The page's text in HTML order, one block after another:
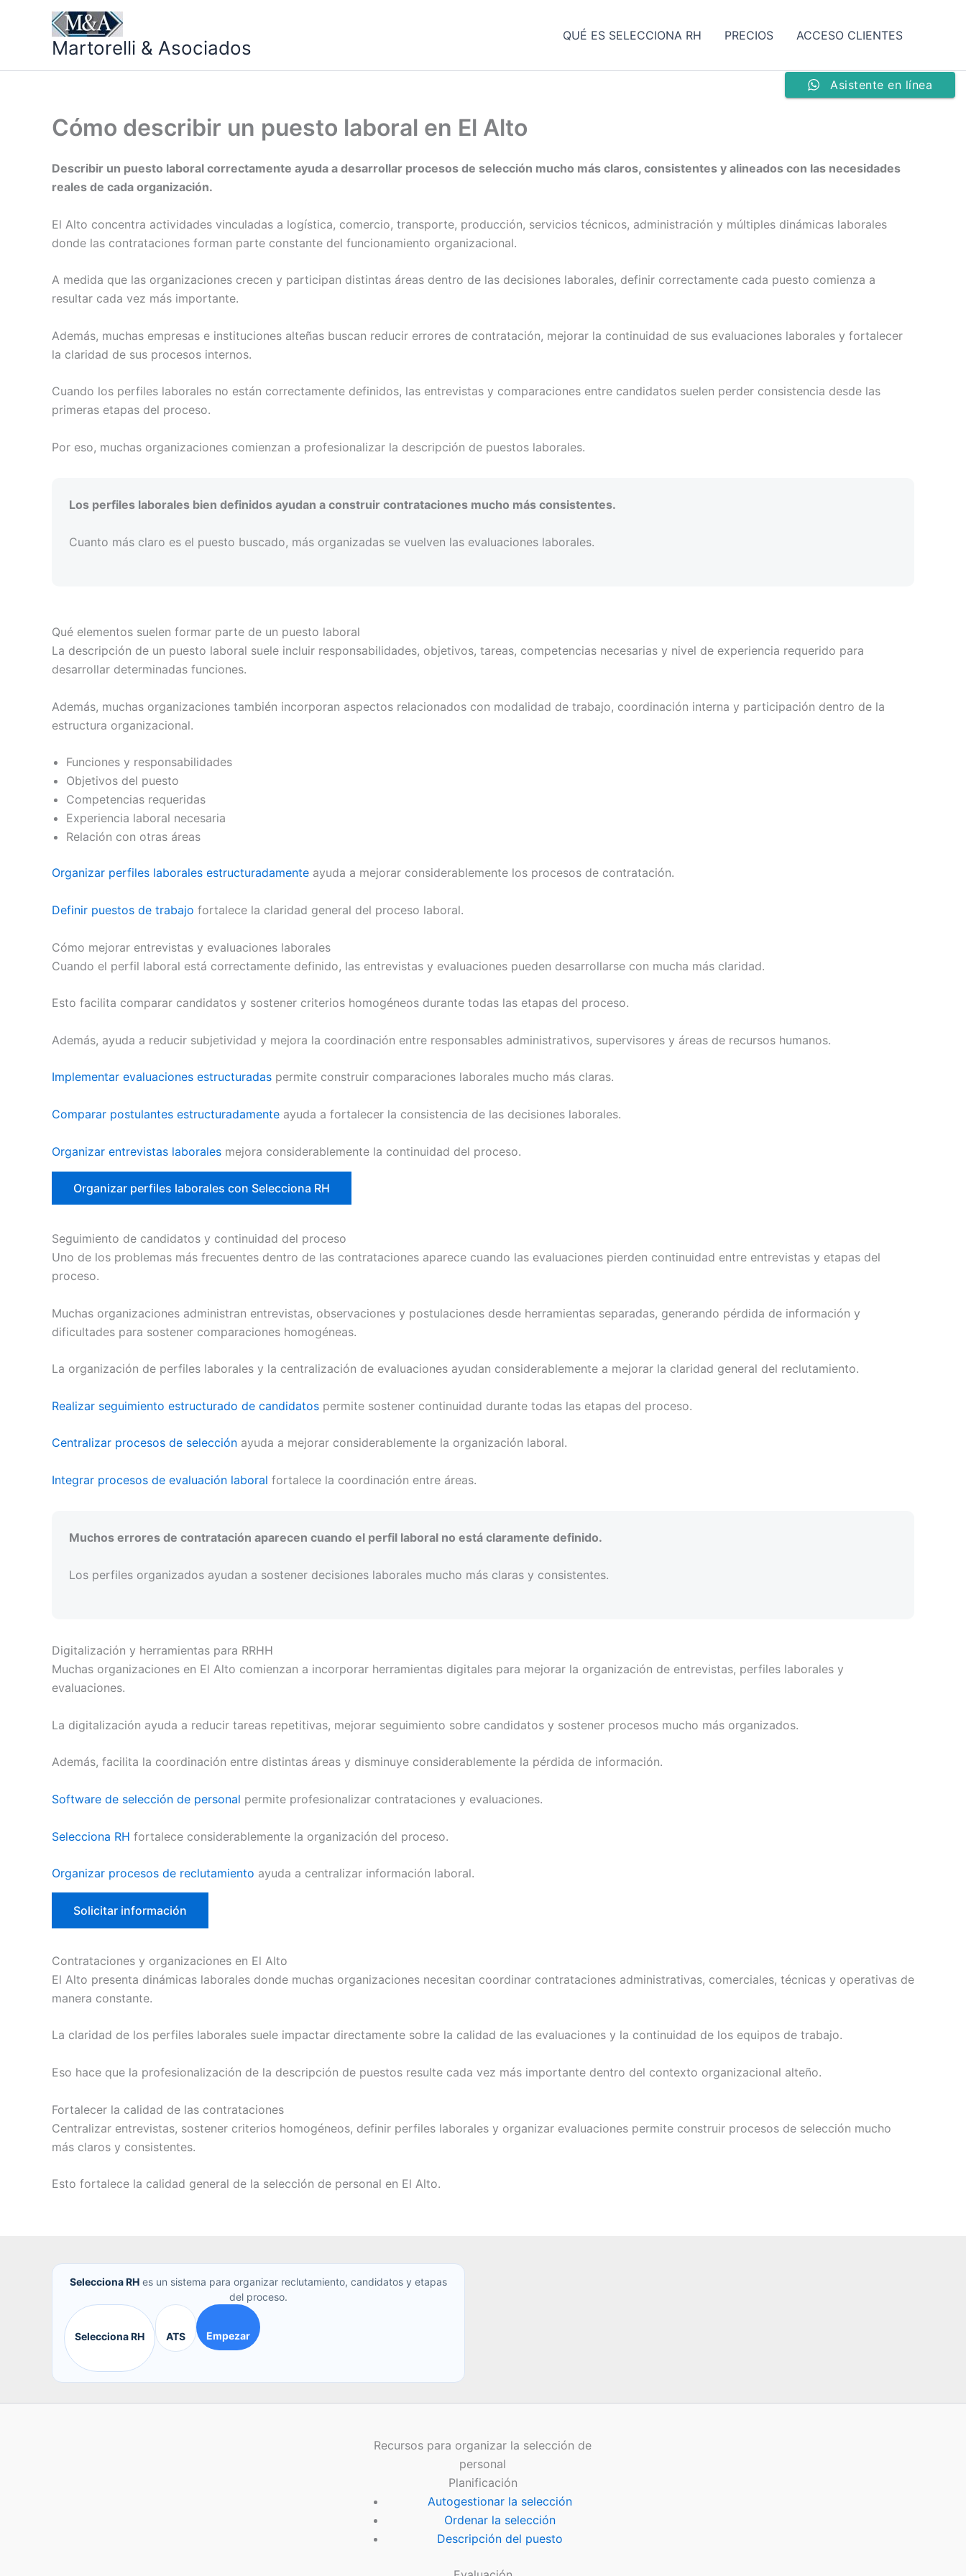
Martorelli & Asociados
QUÉ ES SELECCIONA RH PRECIOS ACCESO CLIENTES
Cómo describir un puesto laboral en El Alto
Describir un puesto laboral correctamente ayuda a desarrollar procesos de selección mucho más claros, consistentes y alineados con las necesidades
reales de cada organización.
El Alto concentra actividades vinculadas a logística, comercio, transporte, producción, servicios técnicos, administración y múltiples dinámicas laborales
donde las contrataciones forman parte constante del funcionamiento organizacional.
A medida que las organizaciones crecen y participan distintas áreas dentro de las decisiones laborales, definir correctamente cada puesto comienza a
resultar cada vez más importante.
Además, muchas empresas e instituciones alteñas buscan reducir errores de contratación, mejorar la continuidad de sus evaluaciones laborales y fortalecer
la claridad de sus procesos internos.
Cuando los perfiles laborales no están correctamente definidos, las entrevistas y comparaciones entre candidatos suelen perder consistencia desde las
primeras etapas del proceso.
Por eso, muchas organizaciones comienzan a profesionalizar la descripción de puestos laborales.
Los perfiles laborales bien definidos ayudan a construir contrataciones mucho más consistentes.
Cuanto más claro es el puesto buscado, más organizadas se vuelven las evaluaciones laborales.
Qué elementos suelen formar parte de un puesto laboral
La descripción de un puesto laboral suele incluir responsabilidades, objetivos, tareas, competencias necesarias y nivel de experiencia requerido para
desarrollar determinadas funciones.
Además, muchas organizaciones también incorporan aspectos relacionados con modalidad de trabajo, coordinación interna y participación dentro de la
estructura organizacional.
Funciones y responsabilidades
Objetivos del puesto
Competencias requeridas
Experiencia laboral necesaria
Relación con otras áreas
Organizar perfiles laborales estructuradamente ayuda a mejorar considerablemente los procesos de contratación.
Definir puestos de trabajo fortalece la claridad general del proceso laboral.
Cómo mejorar entrevistas y evaluaciones laborales
Cuando el perfil laboral está correctamente definido, las entrevistas y evaluaciones pueden desarrollarse con mucha más claridad.
Esto facilita comparar candidatos y sostener criterios homogéneos durante todas las etapas del proceso.
Además, ayuda a reducir subjetividad y mejora la coordinación entre responsables administrativos, supervisores y áreas de recursos humanos.
Implementar evaluaciones estructuradas permite construir comparaciones laborales mucho más claras.
Comparar postulantes estructuradamente ayuda a fortalecer la consistencia de las decisiones laborales.
Organizar entrevistas laborales mejora considerablemente la continuidad del proceso.
Organizar perfiles laborales con Selecciona RH
Seguimiento de candidatos y continuidad del proceso
Uno de los problemas más frecuentes dentro de las contrataciones aparece cuando las evaluaciones pierden continuidad entre entrevistas y etapas del
proceso.
Muchas organizaciones administran entrevistas, observaciones y postulaciones desde herramientas separadas, generando pérdida de información y
dificultades para sostener comparaciones homogéneas.
La organización de perfiles laborales y la centralización de evaluaciones ayudan considerablemente a mejorar la claridad general del reclutamiento.
Realizar seguimiento estructurado de candidatos permite sostener continuidad durante todas las etapas del proceso.
Centralizar procesos de selección ayuda a mejorar considerablemente la organización laboral.
Integrar procesos de evaluación laboral fortalece la coordinación entre áreas.
Muchos errores de contratación aparecen cuando el perfil laboral no está claramente definido.
Los perfiles organizados ayudan a sostener decisiones laborales mucho más claras y consistentes.
Digitalización y herramientas para RRHH
Muchas organizaciones en El Alto comienzan a incorporar herramientas digitales para mejorar la organización de entrevistas, perfiles laborales y
evaluaciones.
La digitalización ayuda a reducir tareas repetitivas, mejorar seguimiento sobre candidatos y sostener procesos mucho más organizados.
Además, facilita la coordinación entre distintas áreas y disminuye considerablemente la pérdida de información.
Software de selección de personal permite profesionalizar contrataciones y evaluaciones.
Selecciona RH fortalece considerablemente la organización del proceso.
Organizar procesos de reclutamiento ayuda a centralizar información laboral.
Solicitar información
Contrataciones y organizaciones en El Alto
El Alto presenta dinámicas laborales donde muchas organizaciones necesitan coordinar contrataciones administrativas, comerciales, técnicas y operativas de
manera constante.
La claridad de los perfiles laborales suele impactar directamente sobre la calidad de las evaluaciones y la continuidad de los equipos de trabajo.
Eso hace que la profesionalización de la descripción de puestos resulte cada vez más importante dentro del contexto organizacional alteño.
Fortalecer la calidad de las contrataciones
Centralizar entrevistas, sostener criterios homogéneos, definir perfiles laborales y organizar evaluaciones permite construir procesos de selección mucho
más claros y consistentes.
Esto fortalece la calidad general de la selección de personal en El Alto.
Selecciona RH es un sistema para organizar reclutamiento, candidatos y etapas
del proceso.
Selecciona RH ATS Empezar
Recursos para organizar la selección de
personal
Planificación
Autogestionar la selección
Ordenar la selección
Descripción del puesto
Asistente en línea